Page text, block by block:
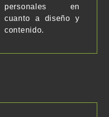
personales en
cuanto a diseño y
contenido.